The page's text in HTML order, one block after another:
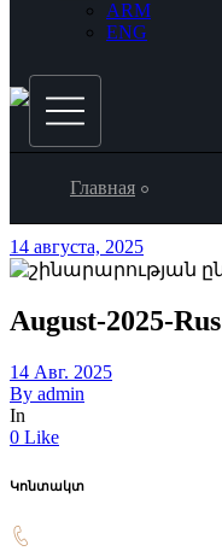
ARM
ENG
Главная
14 августа, 2025
August-2025-Rus
14 Авг. 2025
By admin
In
0 Like
Կոնտակտ